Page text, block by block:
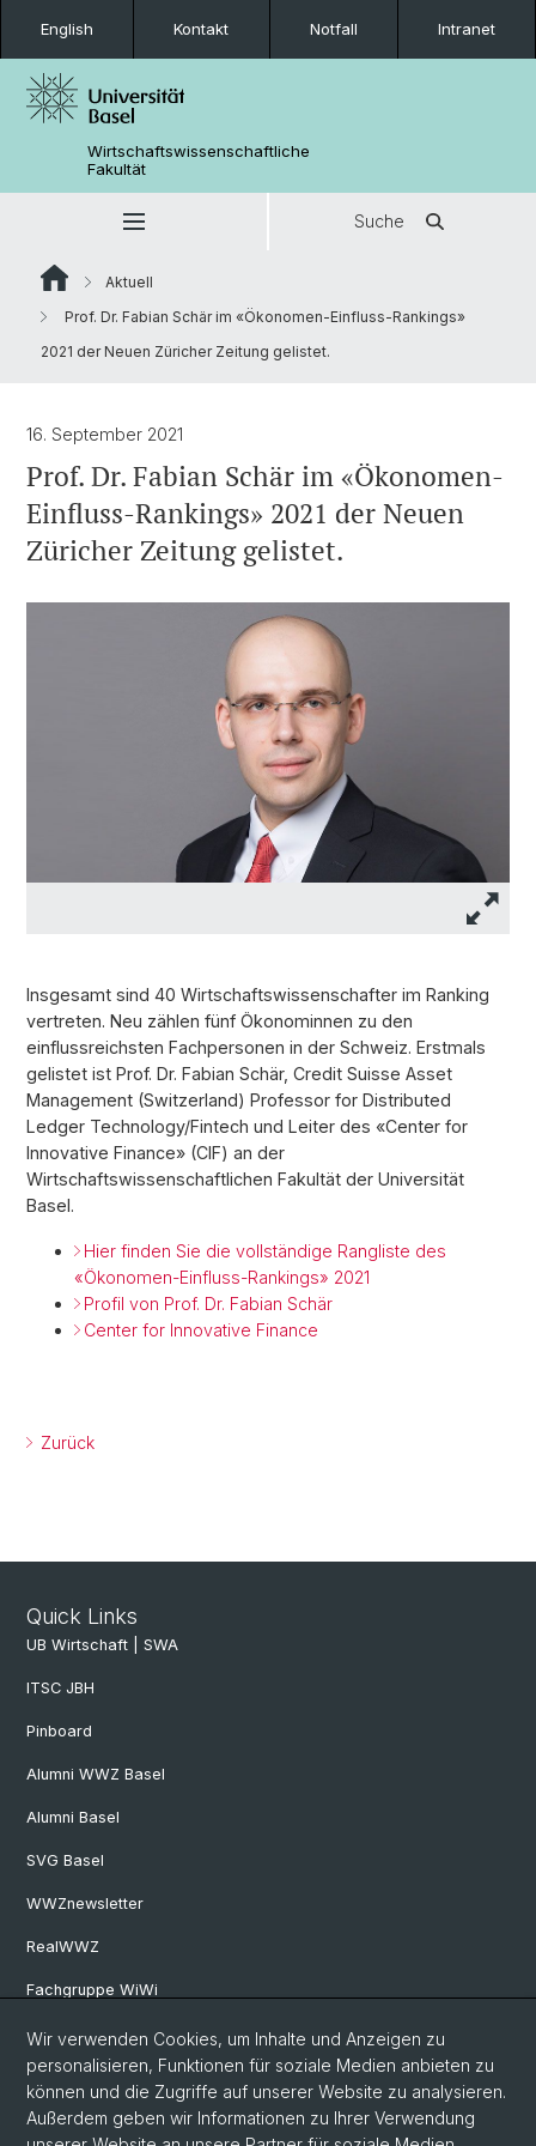
English Kontakt Notfall Intranet
Wirtschaftswissenschaftliche
Fakultät
Suche
Aktuell
Prof. Dr. Fabian Schär im «Ökonomen-Einfluss-Rankings»
2021 der Neuen Züricher Zeitung gelistet.
16. September 2021
Prof. Dr. Fabian Schär im «Ökonomen-
Einfluss-Rankings» 2021 der Neuen
Züricher Zeitung gelistet.
Insgesamt sind 40 Wirtschaftswissenschafter im Ranking
vertreten. Neu zählen fünf Ökonominnen zu den
einflussreichsten Fachpersonen in der Schweiz. Erstmals
gelistet ist Prof. Dr. Fabian Schär, Credit Suisse Asset
Management (Switzerland) Professor for Distributed
Ledger Technology/Fintech und Leiter des «Center for
Innovative Finance» (CIF) an der
Wirtschaftswissenschaftlichen Fakultät der Universität
Basel.
Hier finden Sie die vollständige Rangliste des
«Ökonomen-Einfluss-Rankings» 2021
Profil von Prof. Dr. Fabian Schär
Center for Innovative Finance
Zurück
Quick Links
UB Wirtschaft | SWA
ITSC JBH
Pinboard
Alumni WWZ Basel
Alumni Basel
SVG Basel
WWZnewsletter
RealWWZ
Fachgruppe WiWi
Social Media
LinkedIn
Wir verwenden Cookies, um Inhalte und Anzeigen zu
personalisieren, Funktionen für soziale Medien anbieten zu
können und die Zugriffe auf unserer Website zu analysieren.
Außerdem geben wir Informationen zu Ihrer Verwendung